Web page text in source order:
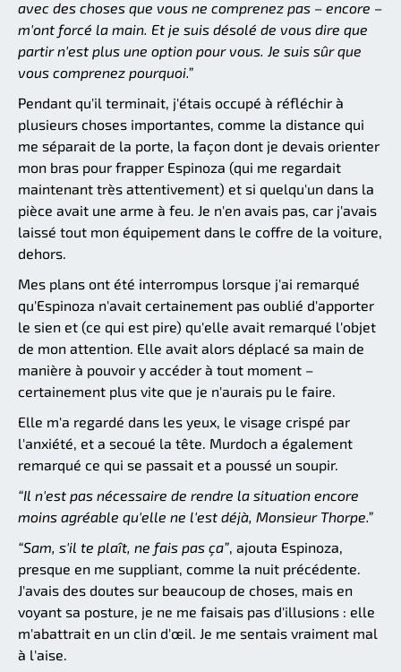
avec des choses que vous ne comprenez pas – encore –
m'ont forcé la main. Et je suis désolé de vous dire que
partir n'est plus une option pour vous. Je suis sûr que
vous comprenez pourquoi.”
Pendant qu'il terminait, j'étais occupé à réfléchir à
plusieurs choses importantes, comme la distance qui
me séparait de la porte, la façon dont je devais orienter
mon bras pour frapper Espinoza (qui me regardait
maintenant très attentivement) et si quelqu'un dans la
pièce avait une arme à feu. Je n'en avais pas, car j'avais
laissé tout mon équipement dans le coffre de la voiture,
dehors.
Mes plans ont été interrompus lorsque j'ai remarqué
qu'Espinoza n'avait certainement pas oublié d'apporter
le sien et (ce qui est pire) qu'elle avait remarqué l'objet
de mon attention. Elle avait alors déplacé sa main de
manière à pouvoir y accéder à tout moment –
certainement plus vite que je n'aurais pu le faire.
Elle m'a regardé dans les yeux, le visage crispé par
l'anxiété, et a secoué la tête. Murdoch a également
remarqué ce qui se passait et a poussé un soupir.
“Il n'est pas nécessaire de rendre la situation encore
moins agréable qu'elle ne l'est déjà, Monsieur Thorpe.”
“Sam, s'il te plaît, ne fais pas ça” , ajouta Espinoza,
presque en me suppliant, comme la nuit précédente.
J'avais des doutes sur beaucoup de choses, mais en
voyant sa posture, je ne me faisais pas d'illusions : elle
m'abattrait en un clin d'œil. Je me sentais vraiment mal
à l'aise.